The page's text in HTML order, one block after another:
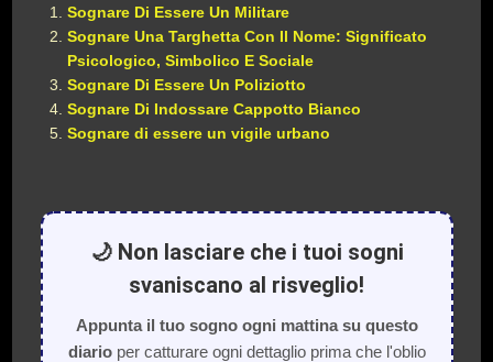
Sognare Di Essere Un Militare
Sognare Una Targhetta Con Il Nome: Significato
Psicologico, Simbolico E Sociale
Sognare Di Essere Un Poliziotto
Sognare Di Indossare Cappotto Bianco
Sognare di essere un vigile urbano
🌙 Non lasciare che i tuoi sogni
svaniscano al risveglio!
Appunta il tuo sogno ogni mattina su questo
diarioper catturare ogni dettaglio prima che l'oblio